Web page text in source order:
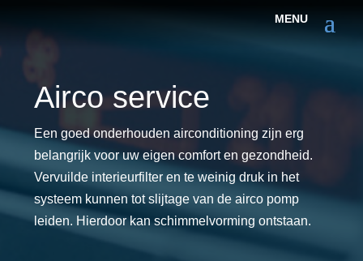
Airco service
Een goed onderhouden airconditioning zijn erg
belangrijk voor uw eigen comfort en gezondheid.
Vervuilde interieurfilter en te weinig druk in het
systeem kunnen tot slijtage van de airco pomp
leiden. Hierdoor kan schimmelvorming ontstaan.